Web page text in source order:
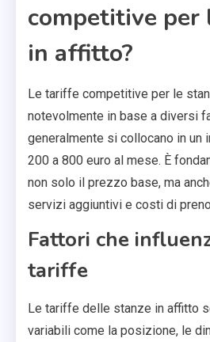
competitive per
in affitto?
Le tariffe competitive per le
notevolmente in base a diversi
generalmente si collocano in un
200 a 800 euro al mese. È
non solo il prezzo base, ma
servizi aggiuntivi e costi di
Fattori che
tariffe
Le tariffe delle stanze in affitto
variabili come la posizione, le